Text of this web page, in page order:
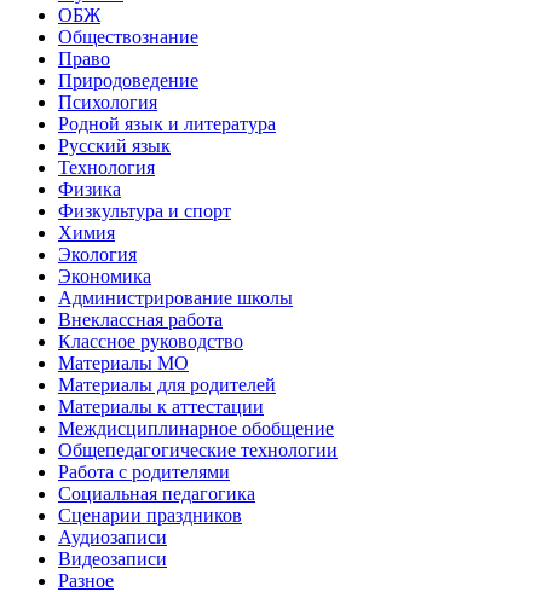
ОБЖ
Обществознание
Право
Природоведение
Психология
Родной язык и литература
Русский язык
Технология
Физика
Физкультура и спорт
Химия
Экология
Экономика
Администрирование школы
Внеклассная работа
Классное руководство
Материалы МО
Материалы для родителей
Материалы к аттестации
Междисциплинарное обобщение
Общепедагогические технологии
Работа с родителями
Социальная педагогика
Сценарии праздников
Аудиозаписи
Видеозаписи
Разное